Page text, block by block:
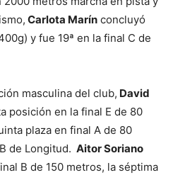
Carlota Marín concluyó
y fue 19ª en la final C de
masculina del club, David
posición en la final E de 80
plaza en final A de 80
de Longitud. Aitor Soriano
B de 150 metros, la séptima